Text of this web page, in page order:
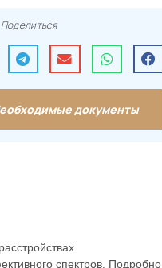
Поделиться
документы
спектров. Подробно